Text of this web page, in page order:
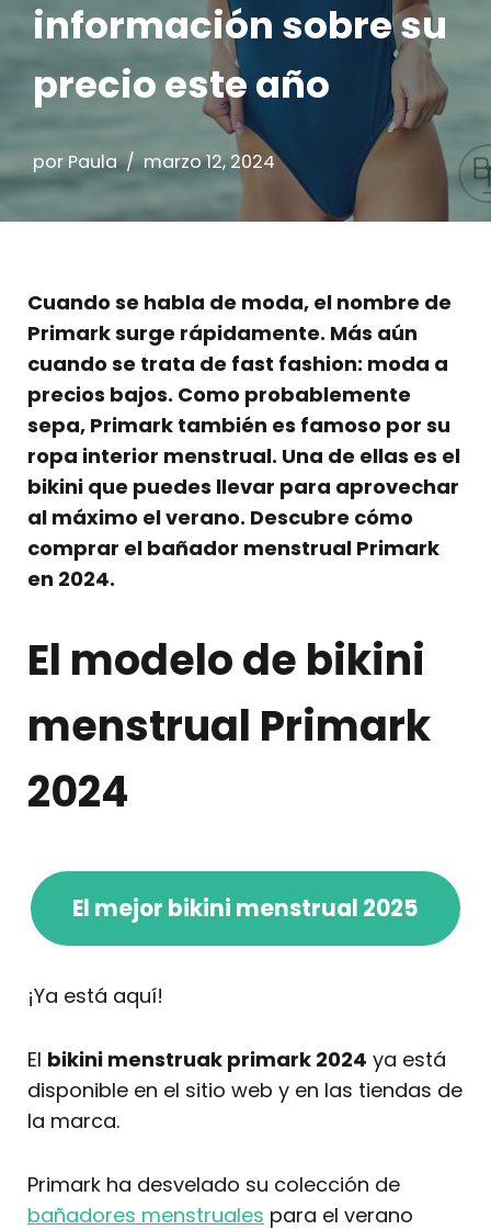
información sobre su
precio este año
porPaula marzo 12, 2024
Cuando se habla de moda, el nombre de
Primark surge rápidamente. Más aún
cuando se trata de fast fashion: moda a
precios bajos. Como probablemente
sepa, Primark también es famoso por su
ropa interior menstrual. Una de ellas es el
bikini que puedes llevar para aprovechar
al máximo el verano. Descubre cómo
comprar el bañador menstrual Primark
en 2024.
El modelo de bikini
menstrual Primark
2024
El mejor bikini menstrual 2025
¡Ya está aquí!
El bikini menstruak primark 2024 ya está
disponible en el sitio web y en las tiendas de
la marca.
Primark ha desvelado su colección de
bañadores menstruales para el verano